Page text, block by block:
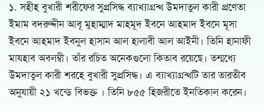
১. সহীহ বুখারী শরীফের সুপ্রসিদ্ধ ব্যাখ্যাগ্রন্থ উমদাতুল কারী প্রণেতা
ইমাম বদরুদ্দীন আবূ মুহাম্মাদ মাহমূদ ইবনে আহমাদ ইবনে মূসা
ইবনে আহমাদ ইবনুল হাসান আল হালাবী আল আইনী। তিনি হানাফী
মাযহাব অবলম্বী। তাঁর রচিত অনেকগুলো কিতাব রয়েছে। তন্মধ্যে
উমদাতুল কারী শরহে বুখারী সুপ্রসিদ্ধ। এ ব্যাখ্যাগ্রন্থটি তার তারতীব
অনুযায়ী ২১ খন্ডে বিভক্ত । তিনি ৮৫৫ হিজরীতে ইনতিকাল করেন।